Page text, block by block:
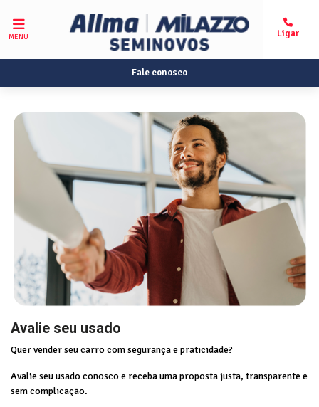
MENU
Fale conosco
Avalie seu usado
Quer vender seu carro com segurança e praticidade?
Avalie seu usado conosco e receba uma proposta justa, transparente e
sem complicação.